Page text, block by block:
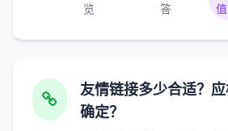
览
答
值
友情链接多少合适？
确定？